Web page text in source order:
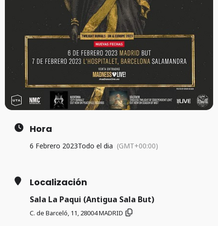
Hora
6 Febrero 2023Todo el dia (GMT+00:00)
Localización
Sala La Paqui (Antigua Sala But)
C. de Barceló, 11, 28004 MADRID